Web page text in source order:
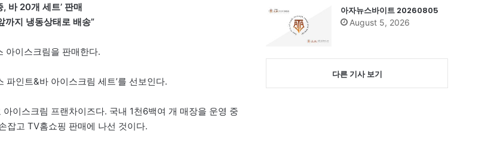
바 20개 세트’ 판매
까지 냉동상태로 배송”
아이스크림을 판매한다.
파인트&바 아이스크림 세트’를 선보인다.
이스크림 프랜차이즈다. 국내 1천6백여 개 매장을 운영 중
잡고 TV홈쇼핑 판매에 나선 것이다.
아자뉴스바이트 20260805
August 5, 2026
다른 기사 보기